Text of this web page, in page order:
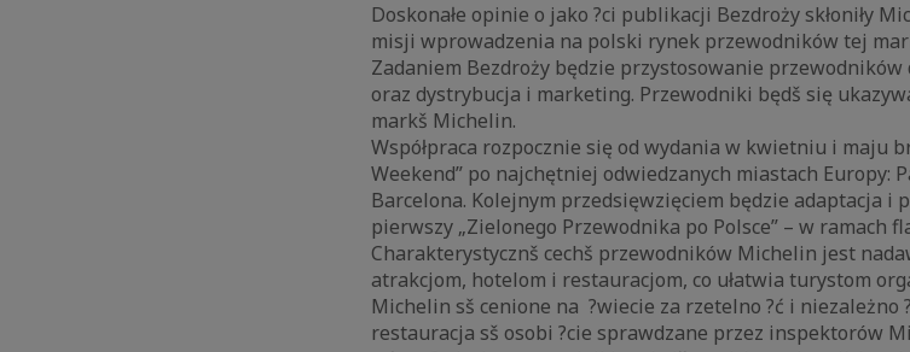
Doskonałe opinie o jako ?ci publikacji Bezdroży skłoniły
misji wprowadzenia na polski rynek przewodników tej
Zadaniem Bezdroży będzie przystosowanie
oraz dystrybucja i marketing. Przewodniki będš się
markš Michelin.
Współpraca rozpocznie się od wydania w kwietniu i maju
Weekend” po najchętniej odwiedzanych miastach Europy:
Barcelona. Kolejnym przedsięwzięciem będzie adaptacja i
pierwszy „Zielonego Przewodnika po Polsce” – w ramach
Charakterystycznš cechš przewodników Michelin jest
atrakcjom, hotelom i restauracjom, co ułatwia turystom
Michelin sš cenione na ?wiecie za rzetelno ?ć i niezależno
restauracja sš osobi ?cie sprawdzane przez inspektorów